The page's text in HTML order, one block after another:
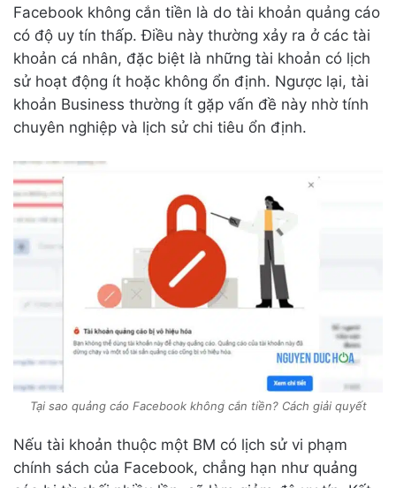
Facebook không cắn tiền là do tài khoản quảng cáo
có độ uy tín thấp. Điều này thường xảy ra ở các tài
khoản cá nhân, đặc biệt là những tài khoản có lịch
sử hoạt động ít hoặc không ổn định. Ngược lại, tài
khoản Business thường ít gặp vấn đề này nhờ tính
chuyên nghiệp và lịch sử chi tiêu ổn định.
Tại sao quảng cáo Facebook không cắn tiền? Cách giải quyết
Nếu tài khoản thuộc một BM có lịch sử vi phạm
chính sách của Facebook, chẳng hạn như quảng